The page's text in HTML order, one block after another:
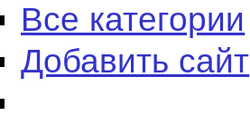
Все категории
Добавить сайт